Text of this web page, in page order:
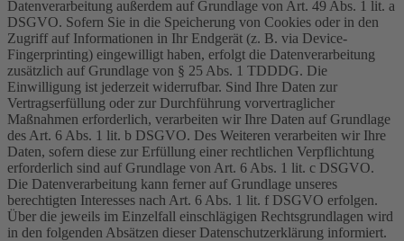
Datenverarbeitung außerdem auf Grundlage von Art. 49 Abs. 1 lit. a
DSGVO. Sofern Sie in die Speicherung von Cookies oder in den
Zugriff auf Informationen in Ihr Endgerät (z. B. via Device-
Fingerprinting) eingewilligt haben, erfolgt die Datenverarbeitung
zusätzlich auf Grundlage von § 25 Abs. 1 TDDDG. Die
Einwilligung ist jederzeit widerrufbar. Sind Ihre Daten zur
Vertragserfüllung oder zur Durchführung vorvertraglicher
Maßnahmen erforderlich, verarbeiten wir Ihre Daten auf Grundlage
des Art. 6 Abs. 1 lit. b DSGVO. Des Weiteren verarbeiten wir Ihre
Daten, sofern diese zur Erfüllung einer rechtlichen Verpflichtung
erforderlich sind auf Grundlage von Art. 6 Abs. 1 lit. c DSGVO.
Die Datenverarbeitung kann ferner auf Grundlage unseres
berechtigten Interesses nach Art. 6 Abs. 1 lit. f DSGVO erfolgen.
Über die jeweils im Einzelfall einschlägigen Rechtsgrundlagen wird
in den folgenden Absätzen dieser Datenschutzerklärung informiert.